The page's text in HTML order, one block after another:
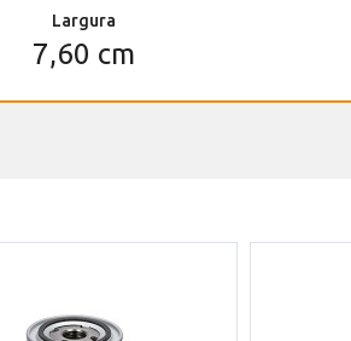
Largura
7,60 cm